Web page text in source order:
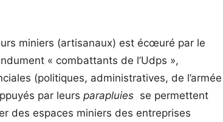
miniers (artisanaux) est écœuré par le
« combattants de l’Udps »,
(politiques, administratives, de l’armée
par leurs parapluies se permettent
des espaces miniers des entreprises